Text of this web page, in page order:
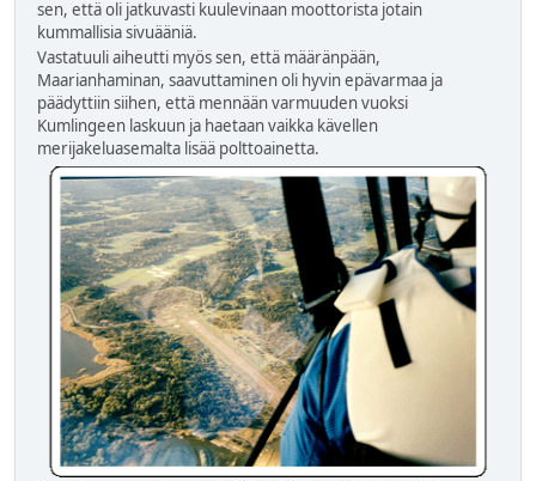
sen, että oli jatkuvasti kuulevinaan moottorista jotain
kummallisia sivuääniä.
Vastatuuli aiheutti myös sen, että määränpään,
Maarianhaminan, saavuttaminen oli hyvin epävarmaa ja
päädyttiin siihen, että mennään varmuuden vuoksi
Kumlingeen laskuun ja haetaan vaikka kävellen
merijakeluasemalta lisää polttoainetta.